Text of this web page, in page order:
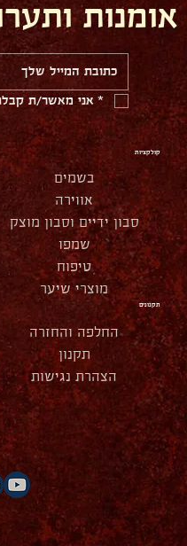
תקנונים
החלפה והחזרה
תקנון
הצהרת נגישות
קולקציות
בשמים
אווירה
סבון ידיים וסבון מוצק
שמפו
טיפוח
מוצרי שיער
אומנות
* אני מאשר/ת